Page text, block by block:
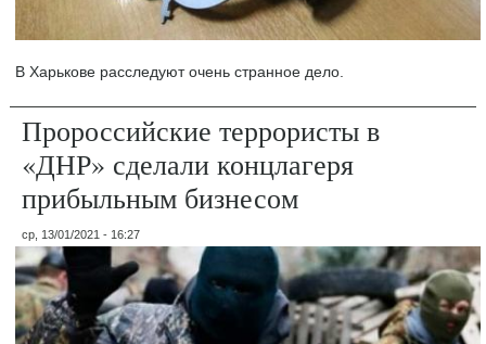
В Харькове расследуют очень странное дело.
Пророссийские террористы в
«ДНР» сделали концлагеря
прибыльным бизнесом
ср, 13/01/2021 - 16:27